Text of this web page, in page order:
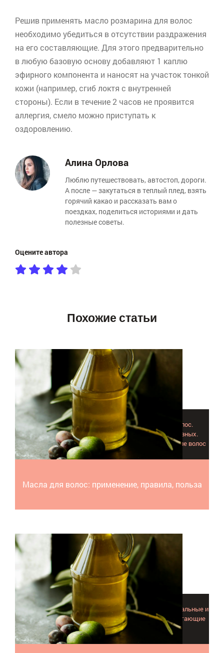
Решив применять масло розмарина для волос
необходимо убедиться в отсутствии раздражения
на его составляющие. Для этого предварительно
в любую базовую основу добавляют 1 каплю
эфирного компонента и наносят на участок тонкой
кожи (например, сгиб локтя с внутренней
стороны). Если в течение 2 часов не проявится
аллергия, смело можно приступать к
оздоровлению.
Алина Орлова
Люблю путешествовать, автостоп, дороги.
А после — закутаться в теплый плед, взять
горячий какао и рассказать вам о
поездках, поделиться историями и дать
полезные советы.
Оцените автора
Похожие статьи
Масла для волос: применение, правила, польза
Базовые масла для защиты и восстановления волос.
Ключевые правила нанесения. Топ самых эффективных.
Действие эфирных масел, стимуляция роста и лечение волос
Эфирное масло чайного дерева для волос: самые актуальные и
полезные советы, новые способы применения и работающие
рецепты. Всё для здоровья ваших локонов!